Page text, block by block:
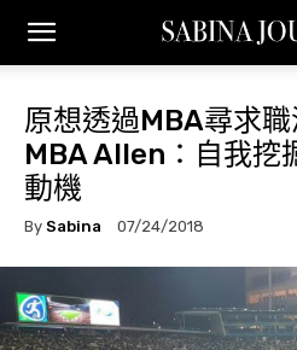
原想透過MBA尋求
MBA Allen：自我挖
動機
By Sabina 07/24/2018